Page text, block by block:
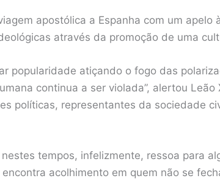
apostólica a Espanha com um apelo
através da promoção de uma
popularidade atiçando o fogo das
continua a ser violada”, alertou Leão
políticas, representantes da sociedade
tempos, infelizmente, ressoa para
acolhimento em quem não se